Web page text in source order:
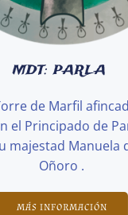
MDT: PARLA
de Marfil
el Principado de
majestad Manuela
Oñoro .
MÁS INFORMACIÓN